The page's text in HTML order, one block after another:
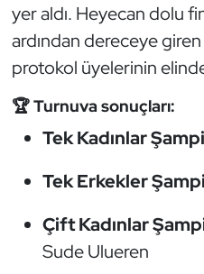
yer aldı. Heyecan dolu
ardından dereceye giren
protokol üyelerinin
🏆 Turnuva sonuçları:
Tek Kadınlar
Tek Erkekler
Çift Kadınlar
Sude Ulueren
Judo ve Kuraş
Kano ve Rafting
Karate
Kick Boks